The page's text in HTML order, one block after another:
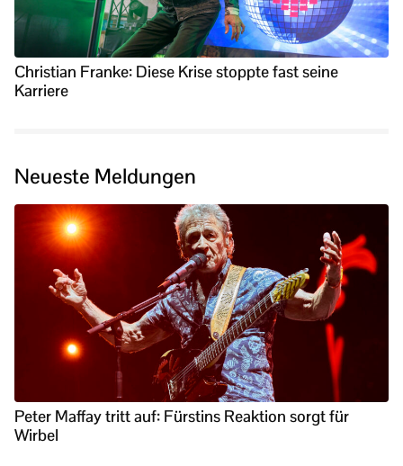
Christian Franke: Diese Krise stoppte fast seine
Karriere
Neueste Meldungen
Peter Maffay tritt auf: Fürstins Reaktion sorgt für
Wirbel